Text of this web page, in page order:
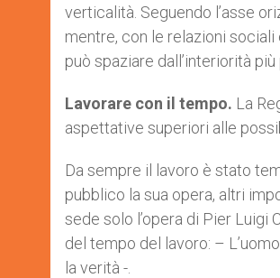
verticalità. Seguendo l’asse
mentre, con le relazioni sociali
può spaziare dall’interiorità
Lavorare con il tempo. La
aspettative superiori alle
Da sempre il lavoro è stato
pubblico la sua opera, altri
sede solo l’opera di Pier Luigi
del tempo del lavoro: –
la verità -.